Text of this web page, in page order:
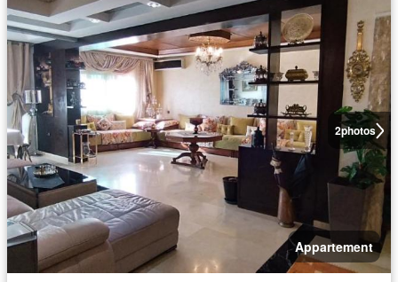
2photos
Appartement